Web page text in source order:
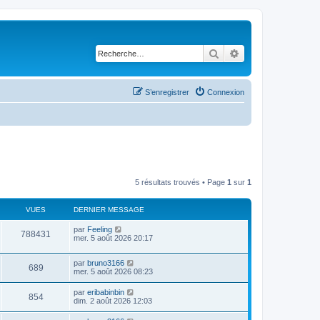
Rechercher
Connexion
S’enregistrer
5 résultats trouvés • Page 1 sur 1
VUES DERNIER MESSAGE
788431
u
D
e
n
i
e
e
s
s
par Feeling
mer. 5 août 2026 20:17
689V
u
D
e
i
e
r
par bruno3166
mer. 5 août 2026 08:23
854V
u
D
e
par eribabinbin
dim. 2 août 2026 12:03